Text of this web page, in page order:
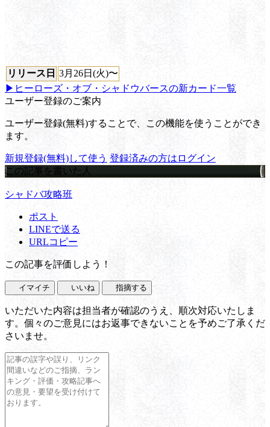
リリース日 3月26日(火)〜
▶ヒーローズ・オブ・シャドウバースの新カード一覧
ユーザー登録のご案内
ユーザー登録(無料)することで、この機能を使うことができ
ます。
新規登録(無料)して使う 登録済みの方はログイン
この記事を書いた人
シャドバ攻略班
ポスト
LINEで送る
URLコピー
この記事を評価しよう！
イマイチ いいね 指摘する
いただいた内容は担当者が確認のうえ、順次対応いたしま
す。個々のご意見にはお返事できないことを予めご了承くだ
さいませ。